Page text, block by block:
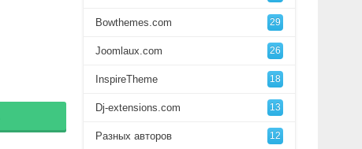
Bowthemes.com 29
Joomlaux.com 26
InspireTheme 18
Dj-extensions.com 13
Разных авторов 12